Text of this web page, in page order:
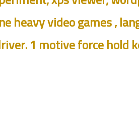
heavy video games ,
1 motive force hold